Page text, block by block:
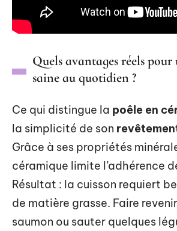
Quels avantages réels pour
saine au quotidien ?
Ce qui distingue la poêle en
la simplicité de son
Grâce à ses propriétés
céramique limite l’adhérence
Résultat : la cuisson requiert
de matière grasse. Faire
saumon ou sauter quelques